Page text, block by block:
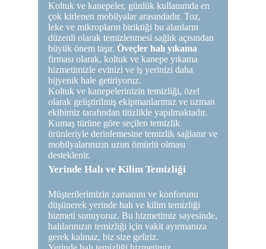
Koltuk ve kanepeler, günlük kullanımda en
çok kirlenen mobilyalar arasındadır. Toz,
leke ve mikropların biriktiği bu alanların
düzenli olarak temizlenmesi sağlık açısından
büyük önem taşır. Öveçler halı yıkama
firması olarak, koltuk ve kanepe yıkama
hizmetimizle evinizi ve iş yerinizi daha
hijyenik hale getiriyoruz.
Koltuk ve kanepelerinizin temizliği, özel
olarak geliştirilmiş ekipmanlarımız ve uzman
ekibimiz tarafından titizlikle yapılmaktadır.
Kumaş türüne göre seçilen temizlik
ürünleriyle derinlemesine temizlik sağlanır ve
mobilyalarınızın uzun ömürlü olması
desteklenir.
Yerinde Halı ve Kilim Temizliği
Müşterilerimizin zamanını ve konforunu
düşünerek yerinde halı ve kilim temizliği
hizmeti sunuyoruz. Bu hizmetimiz sayesinde,
halılarınızın temizliği için vakit ayırmanıza
gerek kalmaz, biz size geliriz.